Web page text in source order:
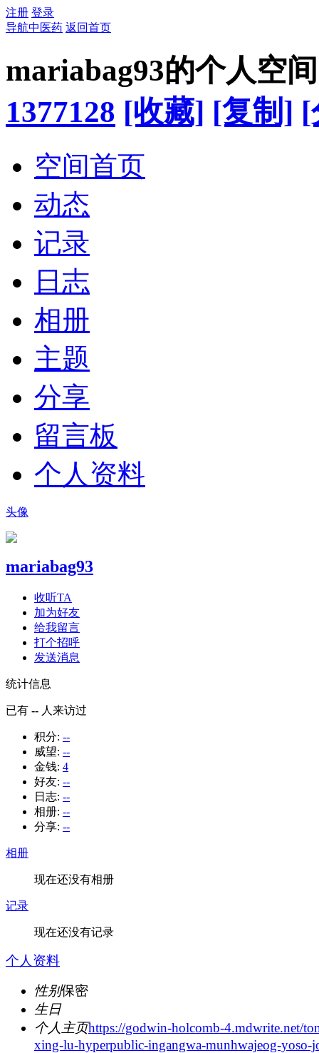
注册 登录
导航中医药 返回首页
mariabag93的个人空间
1377128 [收藏] [复制] [
空间首页
动态
记录
日志
相册
主题
分享
留言板
个人资料
头像
mariabag93
收听TA
加为好友
给我留言
打个招呼
发送消息
统计信息
已有 -- 人来访过
积分: --
威望: --
金钱: 4
好友: --
日志: --
相册: --
分享: --
相册
现在还没有相册
记录
现在还没有记录
个人资料
性别保密
生日
个人主页https://godwin-holcomb-4.mdwrite.net/
xing-lu-hyperpublic-ingangwa-munhwajeog-yoso-